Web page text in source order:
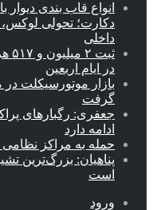
انواع قاب بندی
دکارت؛ تحولی
داخلی
در ایام اربعین
بازار موتورسیکلت
گرفت
جعفری: رگبارهای
ادامه دارد
حمله به مراکز
پناهیان: بزرگ‌ترین
است
ورود